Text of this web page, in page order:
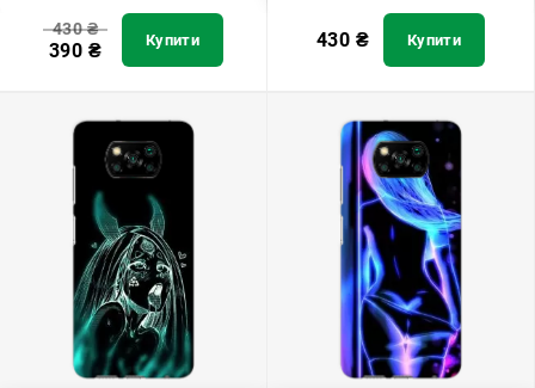
430₴
390 ₴ Купити 430 ₴ Купити